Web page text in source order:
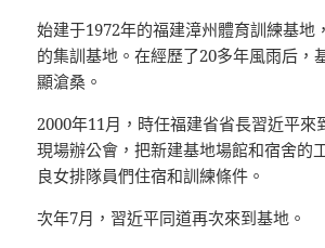
始建于1972年的福建漳州體育訓練基地
的集訓基地。在經歷了20多年風雨后，
顯滄桑。
2000年11月，時任福建省省長習近平來
現場辦公會，把新建基地場館和宿舍的
良女排隊員們住宿和訓練條件。
次年7月，習近平同道再次來到基地。